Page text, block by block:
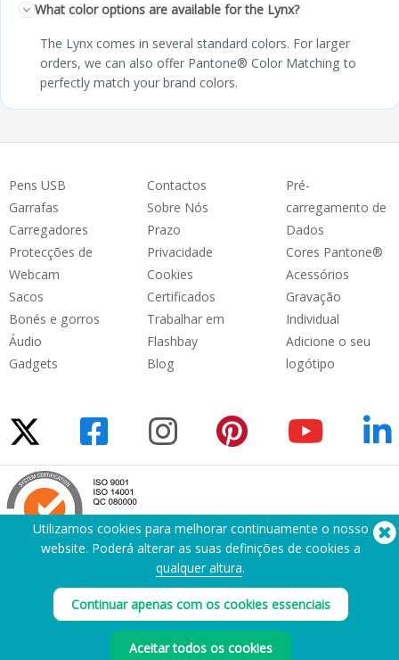
What color options are available for the Lynx?
The Lynx comes in several standard colors. For larger
orders, we can also offer Pantone® Color Matching to
perfectly match your brand colors.
Pens USB
Garrafas
Carregadores
Protecções de
Webcam
Sacos
Bonés e gorros
Áudio
Gadgets
Contactos
Sobre Nós
Prazo
Privacidade
Cookies
Certificados
Trabalhar em
Flashbay
Blog
Pré-
carregamento de
Dados
Cores Pantone®
Acessórios
Gravação
Individual
Adicione o seu
logótipo
Precisa de ajuda? Telefone:
Copyright © 2026 Flashbay
Utilizamos cookies para melhorar continuamente o nosso
website. Poderá alterar as suas definições de cookies a
qualquer altura.
Continuar apenas com os cookies essenciais
Aceitar todos os cookies